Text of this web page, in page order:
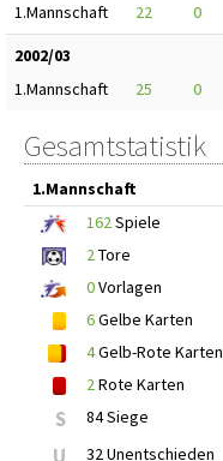
1.Mannschaft
22 0
2002/03
1.Mannschaft
25 0
Gesamtstatistik
1.Mannschaft
162Spiele
2Tore
0Vorlagen
6Gelbe Karten
4Gelb-Rote Karten
2Rote Karten
S 84 Siege
32 Unentschieden